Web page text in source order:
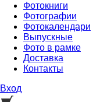
Фотокниги
Фотографии
Фотокалендари
Выпускные
Фото в рамке
Доставка
Контакты
Вход